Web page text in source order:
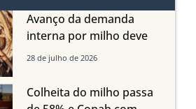
Avanço da demanda
interna por milho deve
compensar aumento da
em Mato Grosso, aponta
Imea
28 de julho de 2026
Colheita do milho passa